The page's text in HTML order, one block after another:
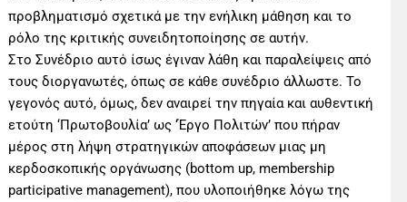
προβληματισμό σχετικά με την ενήλικη μάθηση και το
ρόλο της κριτικής συνειδητοποίησης σε αυτήν.
Στο Συνέδριo αυτό ίσως έγιναν λάθη και παραλείψεις από
τους διοργανωτές, όπως σε κάθε συνέδριο άλλωστε. Το
γεγονός αυτό, όμως, δεν αναιρεί την πηγαία και αυθεντική
ετούτη ‘Πρωτοβουλία’ ως ‘Έργο Πολιτών’ που πήραν
μέρος στη λήψη στρατηγικών αποφάσεων μιας μη
κερδοσκοπικής οργάνωσης (bottom up, membership
participative management), που υλοποιήθηκε λόγω της